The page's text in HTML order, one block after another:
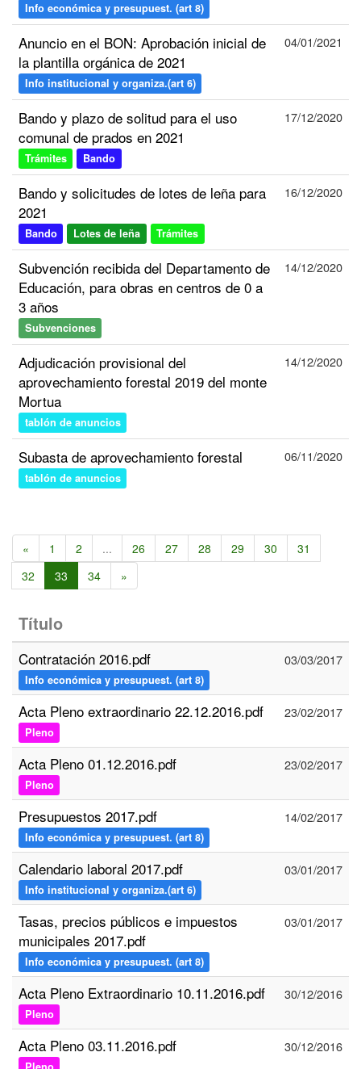
Info económica y presupuest. (art 8)
Anuncio en el BON: Aprobación inicial de
la plantilla orgánica de 2021
Info institucional y organiza.(art 6)
04/01/2021
Bando y plazo de solitud para el uso
comunal de prados en 2021
Trámites Bando
17/12/2020
Bando y solicitudes de lotes de leña para
2021
Bando Lotes de leña Trámites
16/12/2020
Subvención recibida del Departamento de
Educación, para obras en centros de 0 a
3 años
Subvenciones
14/12/2020
Adjudicación provisional del
aprovechamiento forestal 2019 del monte
Mortua
tablón de anuncios
14/12/2020
Subasta de aprovechamiento forestal
tablón de anuncios
06/11/2020
« 1 2 ... 26 27 28 29 30
31
32
33 34 »
Título
Contratación 2016.pdf
Info económica y presupuest. (art 8)
03/03/2017
Acta Pleno extraordinario 22.12.2016.pdf
Pleno
23/02/2017
Acta Pleno 01.12.2016.pdf
Pleno
23/02/2017
Presupuestos 2017.pdf
Info económica y presupuest. (art 8)
14/02/2017
Calendario laboral 2017.pdf
Info institucional y organiza.(art 6)
03/01/2017
Tasas, precios públicos e impuestos
municipales 2017.pdf
Info económica y presupuest. (art 8)
03/01/2017
Acta Pleno Extraordinario 10.11.2016.pdf
Pleno
30/12/2016
Acta Pleno 03.11.2016.pdf 30/12/2016